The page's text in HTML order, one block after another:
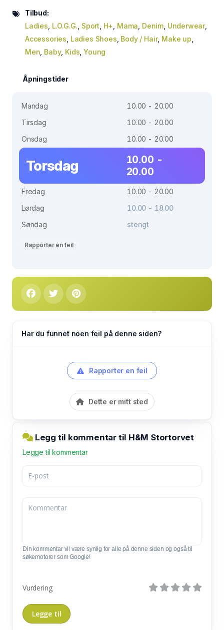
Tilbud:
Ladies L.O.G.G. Sport H+ Mama Denim Underwear,
Accessories Ladies Shoes Body / Hair, Make up
Men Baby, Kids ,Young
Åpningstider
Mandag
10.00 - 20.00
Tirsdag
10.00 - 20.00
Onsdag
10.00 - 20.00
Torsdag
10.00 -
20.00
Fredag
10.00 - 20.00
Lørdag
10.00 - 18.00
Søndag
stengt
Rapporter en feil
Har du funnet noen feil på denne siden?
Rapporter en feil
Dette er mitt sted
Legg til kommentar til H&M Stortorvet
Legge til kommentar
Din kommentar vil være synlig for alle på denne siden og også til
søkemotorer som Google!
Vurdering